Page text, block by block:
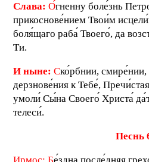
Слава: О́гненну боле́знь
прикоснове́нием Твои́м
боля́щаго раба́ Твоего́, да
Ти.
И ныне: Ско́рбнии,
дерзнове́ния к Тебе́,
умоли́ Сы́на Своего́ Христа́
телеси́.
Песнь